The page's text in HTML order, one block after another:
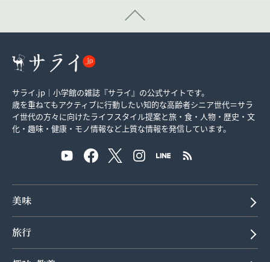
サライ.jp｜小学館の雑誌『サライ』の公式サイトです。
歳を重ねてもアクティブに行動したい知的な高齢者シニア世代＝サラ
イ世代の方々に向けたライフスタイル提案と旅・食・人物・歴史・文
化・趣味・健康・モノ情報など上質な情報を発信しています。
美味
旅行